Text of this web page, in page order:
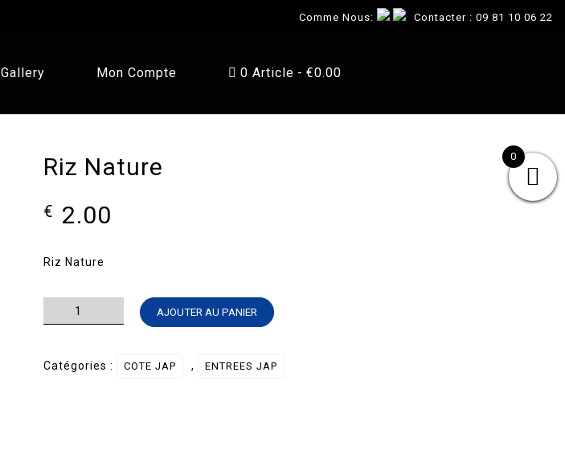
Comme Nous: Contacter : 09 81 10 06 22
Gallery Mon Compte 0 Article €0.00
Riz Nature
€ 2.00
Riz Nature
quantité
de
Nature
AJOUTER AU PANIER
Catégories : COTE JAP , ENTREES JAP
0